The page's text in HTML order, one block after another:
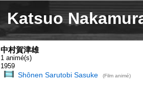
Katsuo
中村賀津雄
1 animé(s)
1959
Shônen Sarutobi Sasuke (Film animé)